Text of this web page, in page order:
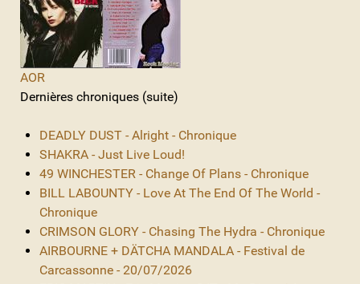
AOR
Dernières chroniques (suite)
DEADLY DUST - Alright - Chronique
SHAKRA - Just Live Loud!
49 WINCHESTER - Change Of Plans - Chronique
BILL LABOUNTY - Love At The End Of The World -
Chronique
CRIMSON GLORY - Chasing The Hydra - Chronique
AIRBOURNE + DÄTCHA MANDALA - Festival de
Carcassonne - 20/07/2026